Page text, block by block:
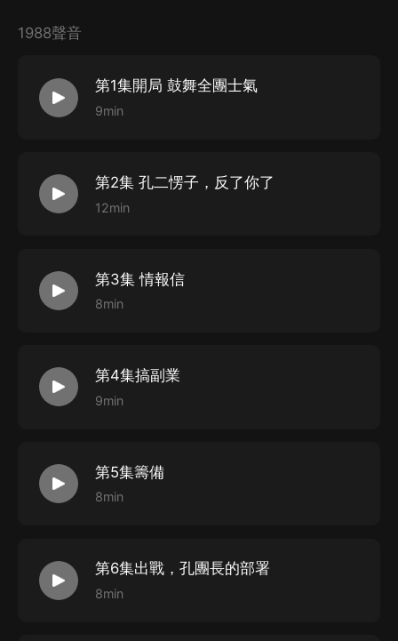
異彩，甚至電視劇中的給人留下深刻印象的李雲龍團長也
起跟隨孔捷團長一起來體驗那一場場世界反法西斯鬥爭的
正義之戰！牢記歷史緬懷革命先烈，從而倍加珍惜今天來
作家寫作這部優秀大作的初衷吧。
目前小說上架，前20集VIP免費收聽，日更保底3
播放情況不定期爆更。
喜歡軍事、歷史的寶子們千萬不要錯過喲！
努力的原動力！祝朋友們聽得愉快，敬請多提寶貴意見和
建議，並在后續制作中吸引聽取，期待產出更多更好的優
1988聲音
第1集開局 鼓舞全團士氣
9min
第2集 孔二愣子，反了你了
12min
第3集 情報信
8min
第4集搞副業
9min
第5集籌備
8min
第6集出戰，孔團長的部署
8min